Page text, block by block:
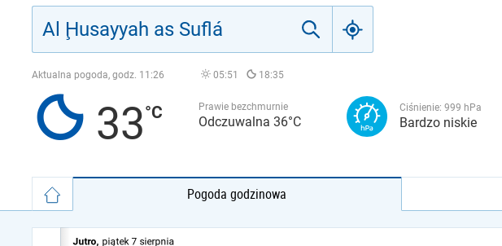
Aktualna pogoda, godz. 11:26 05:51 18:35
33 Prawie bezchmurnie
Odczuwalna 36°C
Ciśnienie: 999 hPa
Bardzo niskie
Pogoda godzinowa